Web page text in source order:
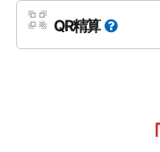
QR精算